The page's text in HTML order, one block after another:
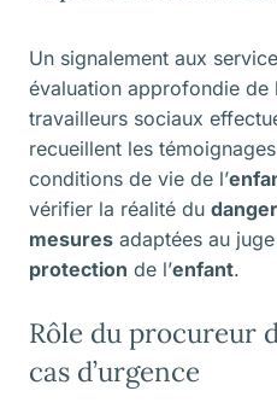
Un signalement aux
évaluation approfondie de
travailleurs sociaux
recueillent les
conditions de vie de l’
vérifier la réalité du danger
mesures adaptées au
protection de l’enfant.
Rôle du procureur
cas d’urgence